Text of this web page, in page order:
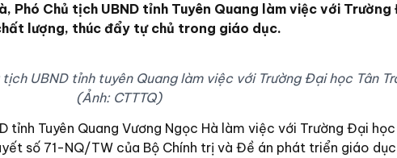
Phó Chủ tịch UBND tỉnh Tuyên Quang làm việc với Trường
lượng, thúc đẩy tự chủ trong giáo dục.
UBND tỉnh tuyên Quang làm việc với Trường Đại học Tân
(Ảnh: CTTTQ)
tỉnh Tuyên Quang Vương Ngọc Hà làm việc với Trường Đại học
số 71-NQ/TW của Bộ Chính trị và Đề án phát triển giáo